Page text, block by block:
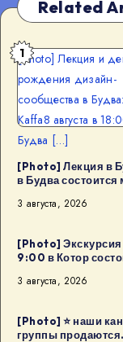
Related
[Photo] Лекция и
рождения дизайн-
сообщества в
Kaffa8 августа в
Будва […]
1
[Photo] Лекция в
в Будва
3 августа, 2026
[Photo] Экскурсия
9:00 в Котор
3 августа, 2026
[Photo] ⭐️ наши
группы продаются.